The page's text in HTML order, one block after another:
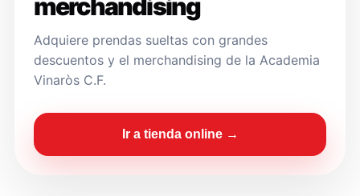
merchandising
Adquiere prendas sueltas con grandes
descuentos y el merchandising de la Academia
Vinaròs C.F.
Ir a tienda online →